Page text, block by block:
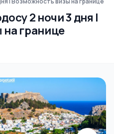
2 ночи 3 дня |
границе